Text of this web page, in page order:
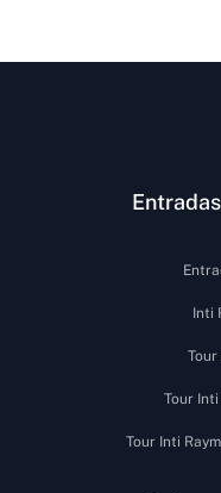
Inti
Tour
Tour
Tour Inti